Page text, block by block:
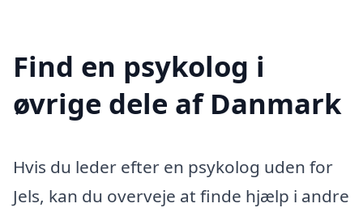
Find en psykolog i
øvrige dele af Danmark
Hvis du leder efter en psykolog uden for
Jels, kan du overveje at finde hjælp i andre